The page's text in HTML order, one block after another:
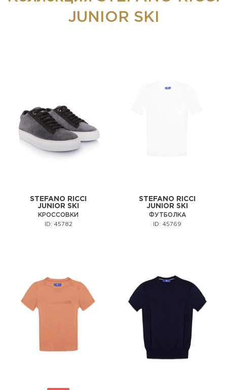
JUNIOR SKI
STEFANO RICCI
JUNIOR SKI
КРОССОВКИ
ID: 45782
STEFANO RICCI
JUNIOR SKI
ФУТБОЛКА
ID: 45769